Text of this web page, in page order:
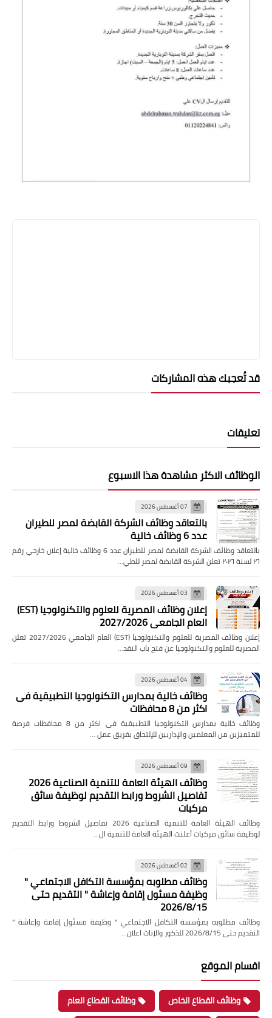
قد تُعجبك هذه المشاركات
تعليقات
الوظائف الاكثر مشاهدة هذا الاسبوع
07 أغسطس 2026
بالتعاقد وظائف الشركة القابضة لمصر للطيران
عدد 6 وظائف خالية
بالتعاقد وظائف الشركة القابضة لمصر للطيران عدد 6 وظائف خالية إعلان خارجي رقم
٢٦ لسنة ٢٠٢٦ تعلن الشركة القابضة لمصر للطي…
03 أغسطس 2026
إعلان وظائف المصرية للعلوم والتكنولوجيا (EST)
العام الجامعي 2027/2026
إعلان وظائف المصرية للعلوم والتكنولوجيا (EST) العام الجامعي 2027/2026 تعلن
المصرية للعلوم والتكنولوجيا عن فتح باب التقد…
04 أغسطس 2026
وظائف خالية بمدارس التكنولوجيا التطبيقية فى
اكثر من 8 محافظات
وظائف خالية بمدارس التكنولوجيا التطبيقية فى اكثر من 8 محافظات فرصة
للمتميزين من المعلمين والإداريين للإلتحاق بفريق عمل …
09 أغسطس 2026
وظائف الهيئة العامة للتنمية الصناعية 2026
تفاصيل الشروط ورابط التقديم لوظيفة سائق
مركبات
وظائف الهيئة العامة للتنمية الصناعية 2026 تفاصيل الشروط ورابط التقديم
لوظيفة سائق مركبات أعلنت الهيئة العامة للتنمية ال…
02 أغسطس 2026
وظائف مطلوبه بمؤسسة التكافل الاجتماعي "
وظيفة مسئول إقامة وإعاشة " التقديم حتى
2026/8/15
وظائف مطلوبه بمؤسسة التكافل الاجتماعي " وظيفة مسئول إقامة وإعاشة "
التقديم حتى 2026/8/15 للذكور والإناث اعلان…
اقسام الموقع
وظائف القطاع الخاص وظائف القطاع العام